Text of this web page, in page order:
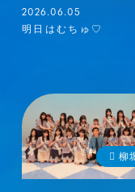
2026.06.05
明日はむちゅ♡
柳